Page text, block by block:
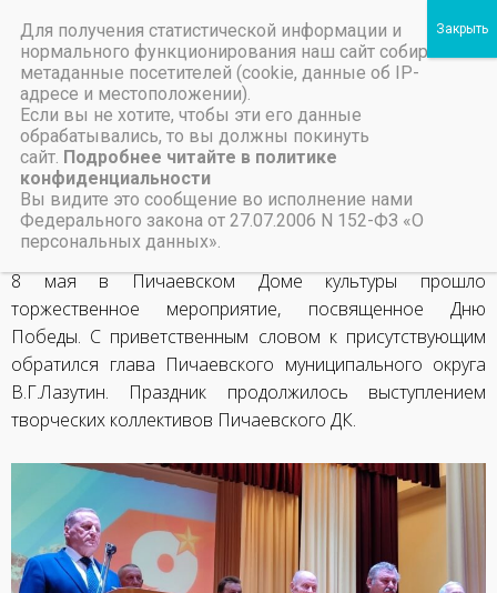
Пичаевский дом культуры
Великий день весны
13 мая, 2026
НАЗАД
День Победы
ВПЕРЕД
8 мая в Пичаевском Доме культуры прошло
торжественное мероприятие, посвященное Дню
Победы. С приветственным словом к присутствующим
обратился глава Пичаевского муниципального округа
В.Г.Лазутин. Праздник продолжилось выступлением
творческих коллективов Пичаевского ДК.
Для получения статистической информации и
нормального функционирования наш сайт собирает
метаданные посетителей (cookie, данные об IP-
адресе и местоположении).
Если вы не хотите, чтобы эти его данные
обрабатывались, то вы должны покинуть
сайт. Подробнее читайте в политике
конфиденциальности
Вы видите это сообщение во исполнение нами
Федерального закона от 27.07.2006 N 152-ФЗ «О
персональных данных».